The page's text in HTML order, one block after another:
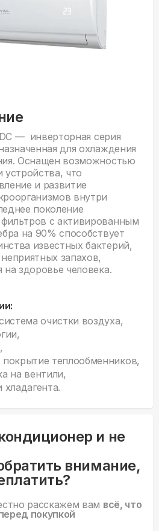
— инверторная серия
для охлаждения
Оснащен возможностью
устройства, что
и развитие
внутри
поколение
с активированным
на 90% способствует
известных бактерий,
запахов,
здоровье человека.
очистки воздуха,
теплообменников,
на вентили,
и не
внимание,
расскажем вам всё, что
покупкой